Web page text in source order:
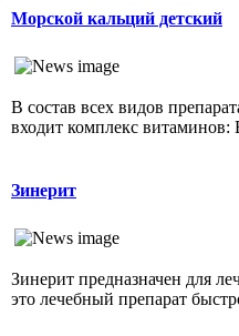
Морской кальций детский
В состав всех видов
входит комплекс
Зинерит
Зинерит предназначен для
это лечебный препарат